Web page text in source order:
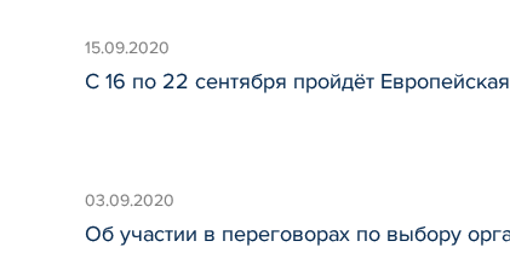
15.09.2020
С 16 по 22 сентября пройдёт
03.09.2020
Об участии в переговорах по выбору